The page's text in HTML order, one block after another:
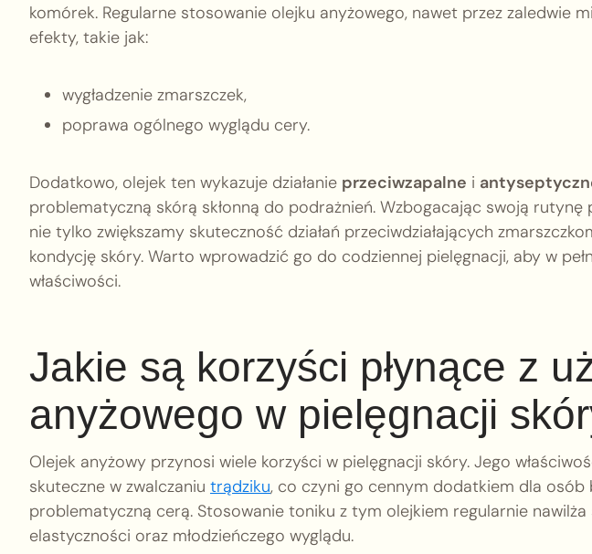
komórek. Regularne stosowanie olejku anyżowego, nawet przez zaledwie
efekty, takie jak:
wygładzenie zmarszczek,
poprawa ogólnego wyglądu cery.
Dodatkowo, olejek ten wykazuje działanie przeciwzapalne i
problematyczną skórą skłonną do podrażnień. Wzbogacając swoją rutynę
nie tylko zwiększamy skuteczność działań przeciwdziałających
kondycję skóry. Warto wprowadzić go do codziennej pielęgnacji, aby w
właściwości.
Jakie są korzyści płynące z
anyżowego w pielęgnacji
Olejek anyżowy przynosi wiele korzyści w pielęgnacji skóry. Jego
skuteczne w zwalczaniu trądziku, co czyni go cennym dodatkiem dla osób
problematyczną cerą. Stosowanie toniku z tym olejkiem regularnie
elastyczności oraz młodzieńczego wyglądu.